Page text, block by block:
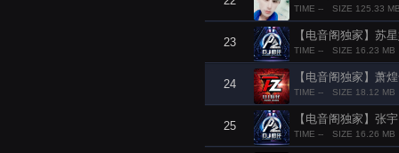
TIME -- SIZE 125.33
23
【电音阁独家】苏
TIME -- SIZE 16.23 MB
24
【电音阁独家】萧
TIME -- SIZE 18.12 MB
25
【电音阁独家】张
TIME -- SIZE 16.26 MB